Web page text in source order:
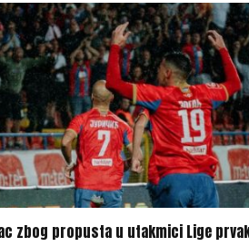
zbog propusta u utakmici Lige